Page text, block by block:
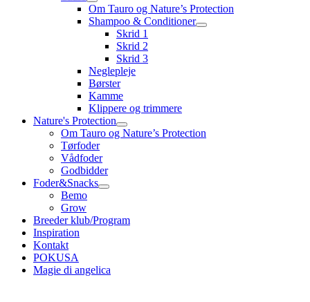
Om Tauro og Nature’s Protection
Shampoo & Conditioner
Skrid 1
Skrid 2
Skrid 3
Neglepleje
Børster
Kamme
Klippere og trimmere
Nature's Protection
Om Tauro og Nature’s Protection
Tørfoder
Vådfoder
Godbidder
Foder&Snacks
Bemo
Grow
Breeder klub/Program
Inspiration
Kontakt
POKUSA
Magie di angelica